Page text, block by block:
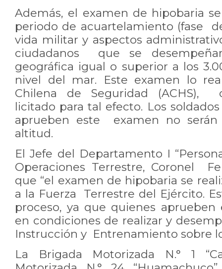
Además, el examen de hipobaria
periodo de acuartelamiento (fase
vida militar y aspectos
ciudadanos que se
geográfica igual o superior a los
nivel del mar. Este examen lo
Chilena de Seguridad (ACHS),
licitado para tal efecto. Los
aprueben este examen no serán
altitud.
El Jefe del Departamento I
Operaciones Terrestre, Coronel
que “el examen de hipobaria se
a la Fuerza Terrestre del Ejército.
proceso, ya que quienes
en condiciones de realizar y
Instrucción y Entrenamiento sobre
La Brigada Motorizada N.° 1